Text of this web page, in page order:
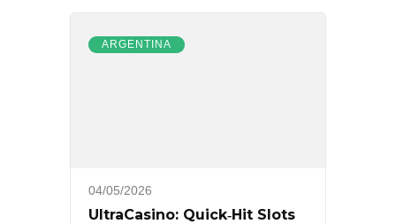
ARGENTINA
04/05/2026
UltraCasino: Quick‑Hit Slots